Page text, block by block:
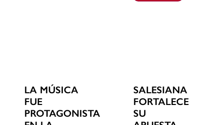
LA MÚSICA
FUE
PROTAGONISTA
SALESIANA
FORTALECE
SU